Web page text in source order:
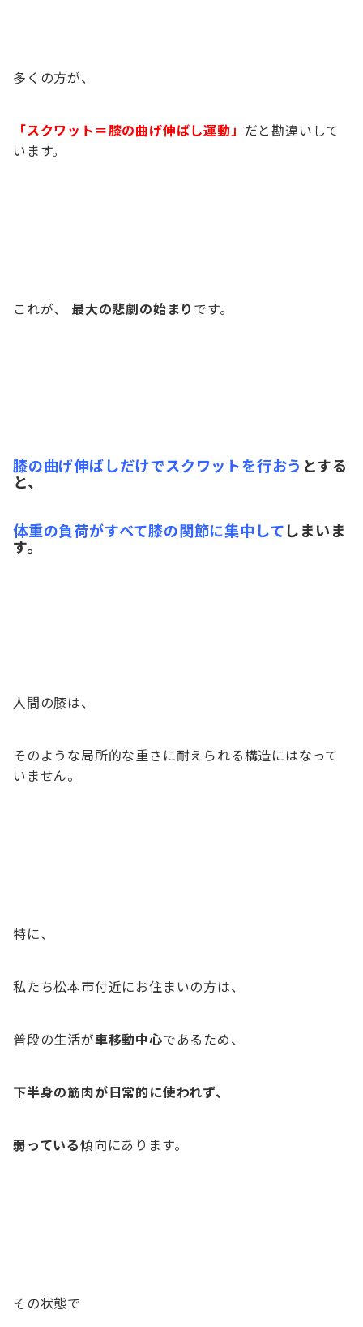
多くの方が、
「スクワット＝膝の曲げ伸ばし運動」 だと勘違いして
います。
これが、 最大の悲劇の始まり です。
膝の曲げ伸ばしだけでスクワットを行おう とする
と、
体重の負荷がすべて膝の関節に集中してしまいま
す。
人間の膝は、
そのような局所的な重さに耐えられる構造にはなって
いません。
特に、
私たち松本市付近にお住まいの方は、
普段の生活が車移動中心であるため、
下半身の筋肉が日常的に使われず、
弱っている傾向にあります。
その状態で